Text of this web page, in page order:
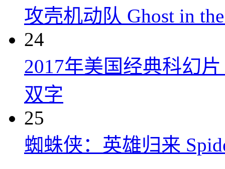
攻壳机动队 Ghost in
24
2017年美国经典科幻
双字
25
蜘蛛侠：英雄归来